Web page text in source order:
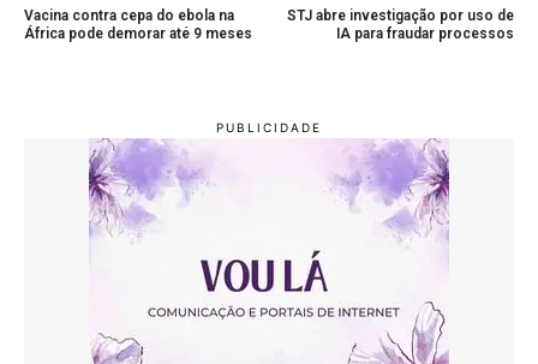
Vacina contra cepa do ebola na
África pode demorar até 9 meses
STJ abre investigação por uso de
IA para fraudar processos